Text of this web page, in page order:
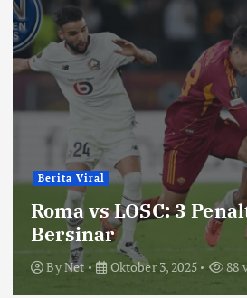
Berita Viral
Roma vs LOSC: 3
Bersinar
ByNet Oktober 3, 2025 88